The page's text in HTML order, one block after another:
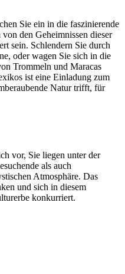
Sie ein in die faszinierende
den Geheimnissen dieser
sein. Schlendern Sie durch
oder wagen Sie sich in die
Trommeln und Maracas
ist eine Einladung zum
Natur trifft, für
vor, Sie liegen unter der
als auch
Atmosphäre. Das
und sich in diesem
konkurriert.